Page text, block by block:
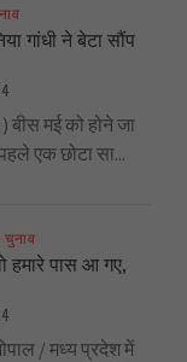
गांधी ने बेटा सौंप
बीस मई को होने जा
एक छोटा सा...
चुनाव
हमारे पास आ गए,
/ मध्य प्रदेश में